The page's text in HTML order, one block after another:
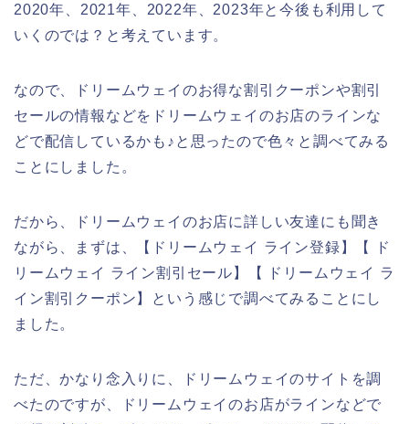
2020年、2021年、2022年、2023年と今後も利用して
いくのでは？と考えています。
なので、ドリームウェイのお得な割引クーポンや割引
セールの情報などをドリームウェイのお店のラインな
どで配信しているかも♪と思ったので色々と調べてみる
ことにしました。
だから、ドリームウェイのお店に詳しい友達にも聞き
ながら、まずは、【ドリームウェイ ライン登録】【 ド
リームウェイ ライン割引セール】【 ドリームウェイ ラ
イン割引クーポン】という感じで調べてみることにし
ました。
ただ、かなり念入りに、ドリームウェイのサイトを調
べたのですが、ドリームウェイのお店がラインなどで